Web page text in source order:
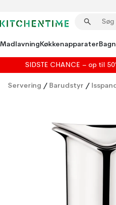
MadlavningKøkkenapparater
SIDSTE CHANCE – op til
Servering / Barudstyr /